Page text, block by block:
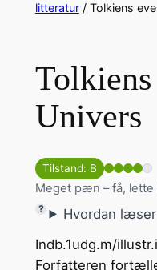
litteratur/ Tolkiens
Univers
Tilstand: B
Meget pæn – få, lette
Hvordan
Indb.1udg.m/
Forfatteren